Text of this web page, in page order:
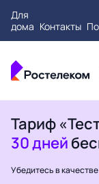
Для
дома Контакты
Тариф
30 дней
Убедитесь в качестве